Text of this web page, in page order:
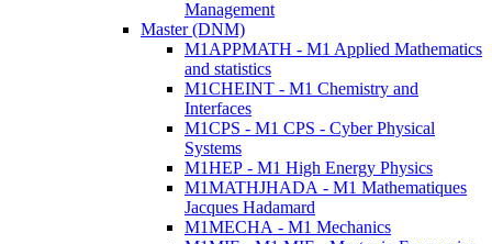
Management
Master (DNM)
M1APPMATH - M1 Applied Mathematics
and statistics
M1CHEINT - M1 Chemistry and
Interfaces
M1CPS - M1 CPS - Cyber Physical
Systems
M1HEP - M1 High Energy Physics
M1MATHJHADA - M1 Mathematiques
Jacques Hadamard
M1MECHA - M1 Mechanics